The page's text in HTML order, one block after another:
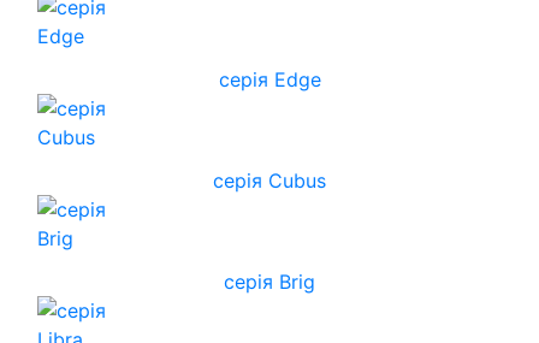
серія Edge
серія Cubus
серія Brig